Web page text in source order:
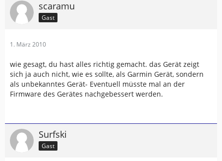
scaramu
Gast
1. März 2010
wie gesagt, du hast alles richtig gemacht. das Gerät zeigt
sich ja auch nicht, wie es sollte, als Garmin Gerät, sondern
als unbekanntes Gerät- Eventuell müsste mal an der
Firmware des Gerätes nachgebessert werden.
Surfski
Gast